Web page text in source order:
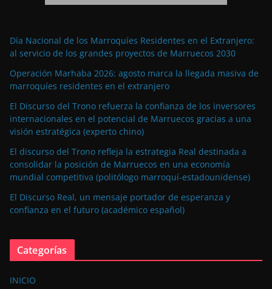
Día Nacional de los Marroquíes Residentes en el Extranjero:
al servicio de los grandes proyectos de Marruecos 2030
Operación Marhaba 2026: agosto marca la llegada masiva de
marroquíes residentes en el extranjero
El Discurso del Trono refuerza la confianza de los inversores
internacionales en el potencial de Marruecos gracias a una
visión estratégica (experto chino)
El discurso del Trono refleja la estrategia Real destinada a
consolidar la posición de Marruecos en una economía
mundial competitiva (politólogo marroquí-estadounidense)
El Discurso Real, un mensaje portador de esperanza y
confianza en el futuro (académico español)
Categorías
INICIO